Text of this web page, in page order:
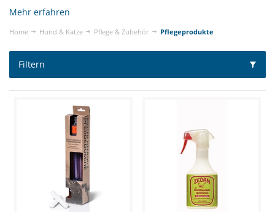
Mehr erfahren
Home Hund & Katze Pflege & Zubehör Pflegeprodukte
Filtern